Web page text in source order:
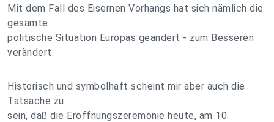
Mit dem Fall des Eisernen Vorhangs hat sich nämlich die
gesamte
politische Situation Europas geändert - zum Besseren
verändert.
Historisch und symbolhaft scheint mir aber auch die
Tatsache zu
sein, daß die Eröffnungszeremonie heute, am 10.